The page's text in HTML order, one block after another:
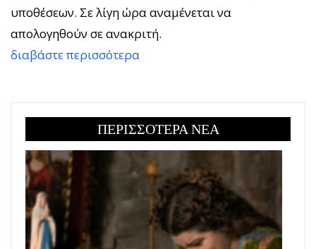
υποθέσεων. Σε λίγη ώρα αναμένεται να
απολογηθούν σε ανακριτή.
διαβάστε περισσότερα
ΠΕΡΙΣΣΟΤΕΡΑ ΝΕΑ